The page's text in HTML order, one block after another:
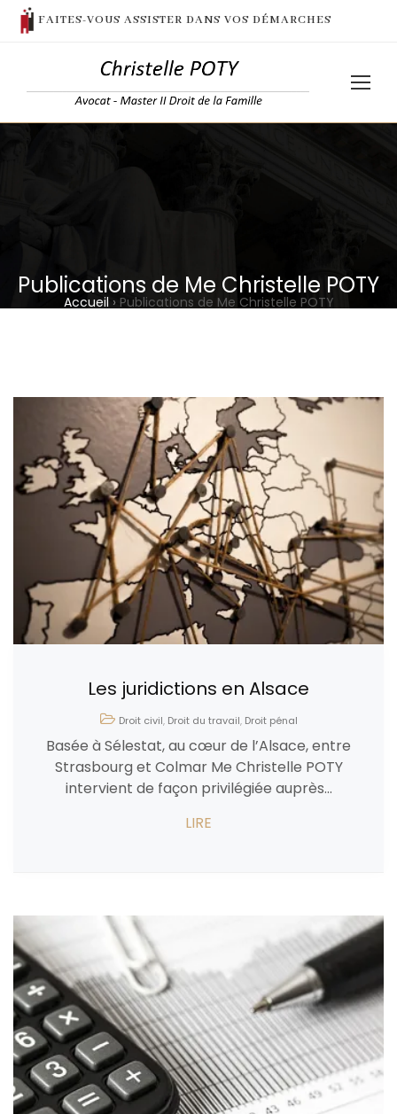
FAITES-VOUS ASSISTER DANS VOS DÉMARCHES
Publications de Me Christelle POTY
Accueil › Publications de Me Christelle POTY
Les juridictions en Alsace
Droit civil, Droit du travail, Droit pénal
Basée à Sélestat, au cœur de l’Alsace, entre
Strasbourg et Colmar Me Christelle POTY
intervient de façon privilégiée auprès...